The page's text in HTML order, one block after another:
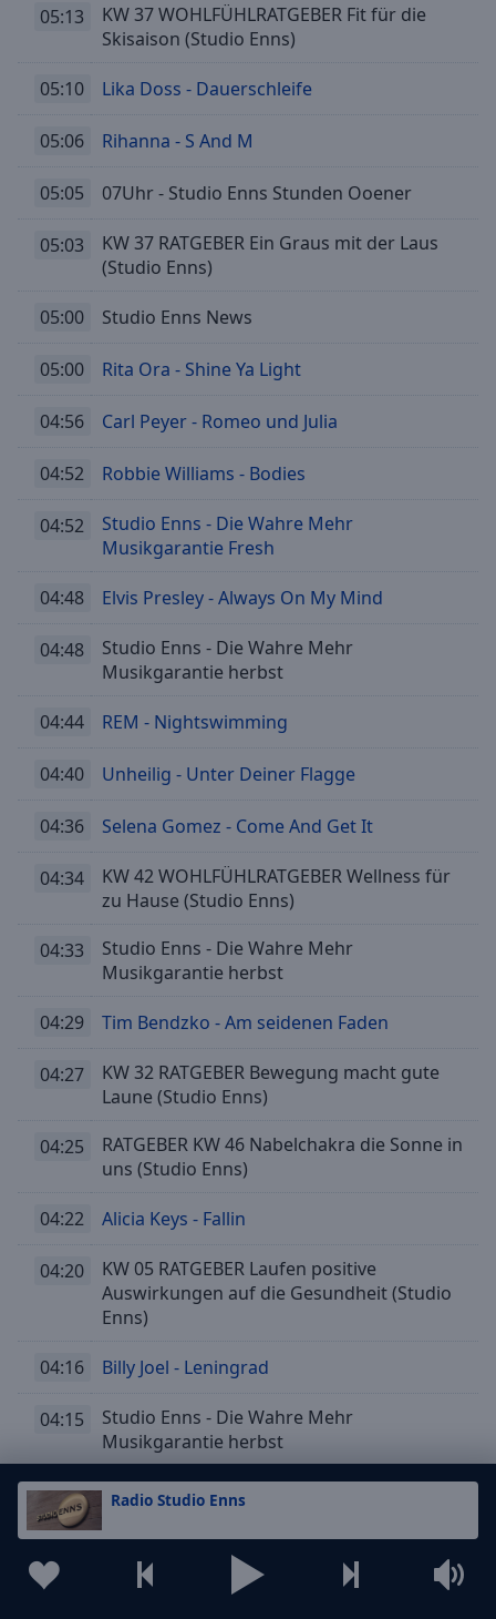
Radio Studio Enns
05:13
KW 37 WOHLFÜHLRATGEBER Fit für die
Skisaison (Studio Enns)
05:10 Lika Doss - Dauerschleife
05:06 Rihanna - S And M
05:05 07Uhr - Studio Enns Stunden Ooener
05:03
KW 37 RATGEBER Ein Graus mit der Laus
(Studio Enns)
05:00 Studio Enns News
05:00 Rita Ora - Shine Ya Light
04:56 Carl Peyer - Romeo und Julia
04:52 Robbie Williams - Bodies
04:52
Studio Enns - Die Wahre Mehr
Musikgarantie Fresh
04:48 Elvis Presley - Always On My Mind
04:48
Studio Enns - Die Wahre Mehr
Musikgarantie herbst
04:44 REM - Nightswimming
04:40 Unheilig - Unter Deiner Flagge
04:36 Selena Gomez - Come And Get It
04:34
KW 42 WOHLFÜHLRATGEBER Wellness für
zu Hause (Studio Enns)
04:33
Studio Enns - Die Wahre Mehr
Musikgarantie herbst
04:29 Tim Bendzko - Am seidenen Faden
04:27
KW 32 RATGEBER Bewegung macht gute
Laune (Studio Enns)
04:25
RATGEBER KW 46 Nabelchakra die Sonne in
uns (Studio Enns)
04:22 Alicia Keys - Fallin
04:20
KW 05 RATGEBER Laufen positive
Auswirkungen auf die Gesundheit (Studio
Enns)
04:16 Billy Joel - Leningrad
04:15
Studio Enns - Die Wahre Mehr
Musikgarantie herbst
04:11
KW 32 RATGEBER Bewegung macht gute
Laune (Studio Enns)
04:08 Lika Doss - Besser So